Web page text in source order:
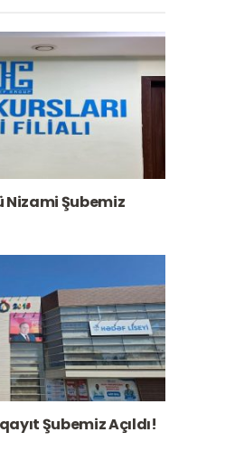
Şubemiz
Şubemiz Açıldı!